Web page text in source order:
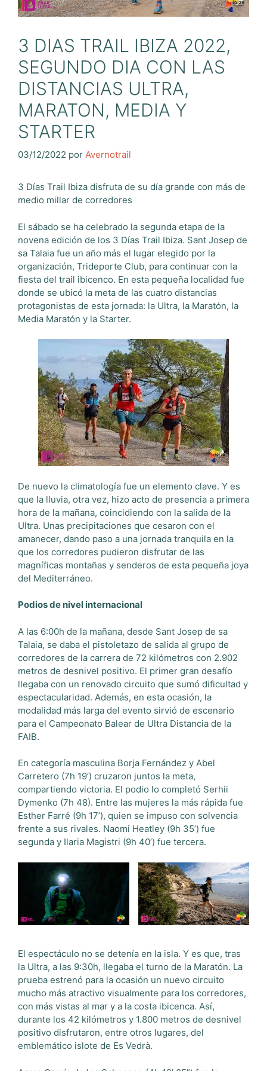
3 DIAS TRAIL IBIZA 2022,
SEGUNDO DIA CON LAS
DISTANCIAS ULTRA,
MARATON, MEDIA Y
STARTER
03/12/2022 por Avernotrail
3 Días Trail Ibiza disfruta de su día grande con más de
medio millar de corredores
El sábado se ha celebrado la segunda etapa de la
novena edición de los 3 Días Trail Ibiza. Sant Josep de
sa Talaia fue un año más el lugar elegido por la
organización, Trideporte Club, para continuar con la
fiesta del trail ibicenco. En esta pequeña localidad fue
donde se ubicó la meta de las cuatro distancias
protagonistas de esta jornada: la Ultra, la Maratón, la
Media Maratón y la Starter.
De nuevo la climatología fue un elemento clave. Y es
que la lluvia, otra vez, hizo acto de presencia a primera
hora de la mañana, coincidiendo con la salida de la
Ultra. Unas precipitaciones que cesaron con el
amanecer, dando paso a una jornada tranquila en la
que los corredores pudieron disfrutar de las
magníficas montañas y senderos de esta pequeña joya
del Mediterráneo.
Podios de nivel internacional
A las 6:00h de la mañana, desde Sant Josep de sa
Talaia, se daba el pistoletazo de salida al grupo de
corredores de la carrera de 72 kilómetros con 2.902
metros de desnivel positivo. El primer gran desafío
llegaba con un renovado circuito que sumó dificultad y
espectacularidad. Además, en esta ocasión, la
modalidad más larga del evento sirvió de escenario
para el Campeonato Balear de Ultra Distancia de la
FAIB.
En categoría masculina Borja Fernández y Abel
Carretero (7h 19’) cruzaron juntos la meta,
compartiendo victoria. El podio lo completó Serhii
Dymenko (7h 48). Entre las mujeres la más rápida fue
Esther Farré (9h 17’), quien se impuso con solvencia
frente a sus rivales. Naomi Heatley (9h 35’) fue
segunda y Ilaria Magistri (9h 40’) fue tercera.
El espectáculo no se detenía en la isla. Y es que, tras
la Ultra, a las 9:30h, llegaba el turno de la Maratón. La
prueba estrenó para la ocasión un nuevo circuito
mucho más atractivo visualmente para los corredores,
con más vistas al mar y a la costa ibicenca. Así,
durante los 42 kilómetros y 1.800 metros de desnivel
positivo disfrutaron, entre otros lugares, del
emblemático islote de Es Vedrà.